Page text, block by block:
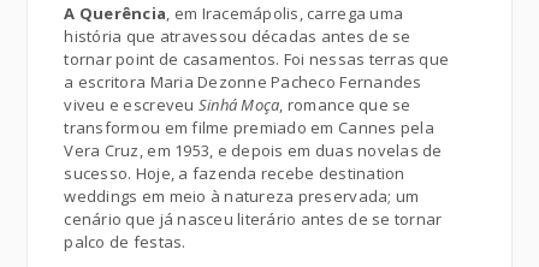
A Querência, em Iracemápolis, carrega uma
história que atravessou décadas antes de se
tornar point de casamentos. Foi nessas terras que
a escritora Maria Dezonne Pacheco Fernandes
viveu e escreveu Sinhá Moça, romance que se
transformou em filme premiado em Cannes pela
Vera Cruz, em 1953, e depois em duas novelas de
sucesso. Hoje, a fazenda recebe destination
weddings em meio à natureza preservada; um
cenário que já nasceu literário antes de se tornar
palco de festas.